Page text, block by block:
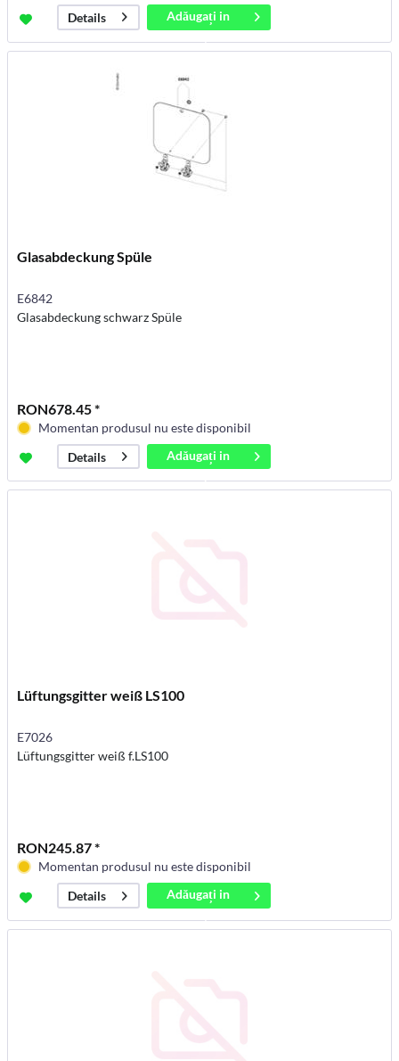
Details
Adăugați in
coș
Glasabdeckung Spüle
E6842
Glasabdeckung schwarz Spüle
RON678.45 *
Momentan produsul nu este disponibil
Details
Adăugați in
coș
Lüftungsgitter weiß LS100
E7026
Lüftungsgitter weiß f.LS100
RON245.87 *
Momentan produsul nu este disponibil
Details
Adăugați in
coș